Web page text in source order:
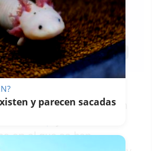
RUBÉN
GUERRERO
18/12/2024 - 22:31
FacebookWhatsApp
Copy
Link
Guardar 0
todavía no está
el centro masificado, con
Bizarrap
en el que se han
y parecen sacadas